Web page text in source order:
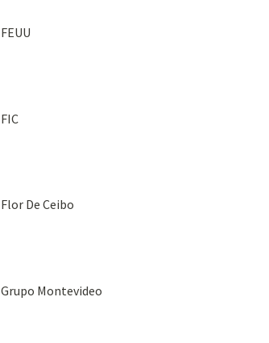
FEUU
FIC
Flor De Ceibo
Grupo Montevideo